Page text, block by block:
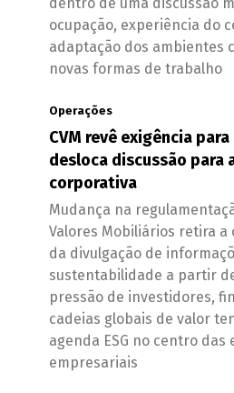
ocupação, experiência do
adaptação dos ambientes
novas formas de trabalho
Operações
CVM revê exigência
desloca discussão para
corporativa
Mudança na
Valores Mobiliários retira
da divulgação de
sustentabilidade a partir
pressão de investidores,
cadeias globais de valor
agenda ESG no centro das
empresariais